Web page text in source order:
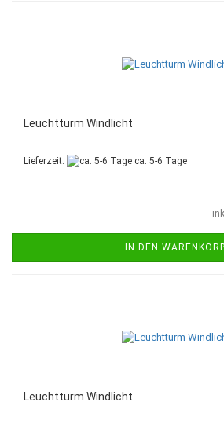
Leuchtturm Windlicht
Lieferzeit: ca. 5-6 Tage
IN DEN
Leuchtturm Windlicht